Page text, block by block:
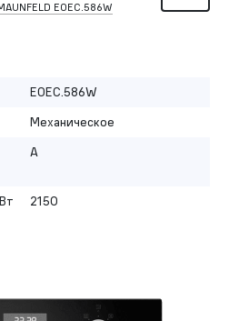
EOEС.586W
EOEC.586W
Механическое
A
2150